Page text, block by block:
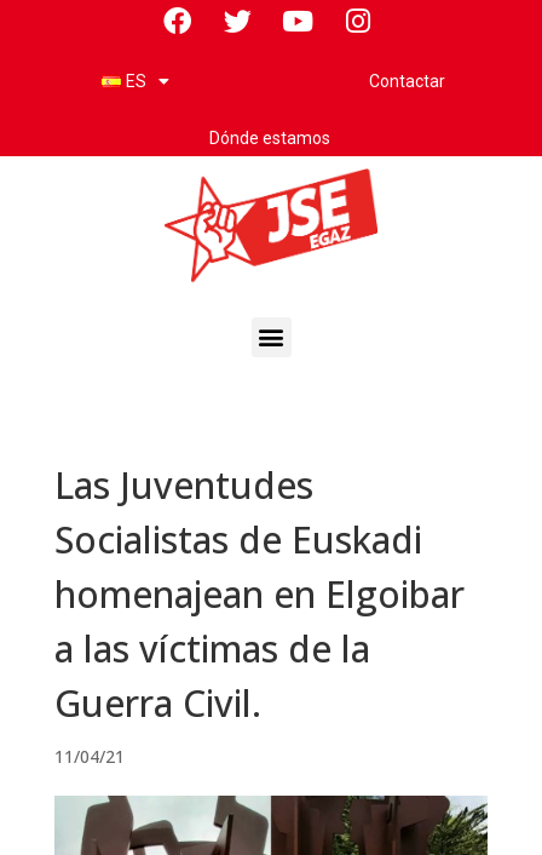
ES Contactar
Dónde estamos
Las Juventudes
Socialistas de Euskadi
homenajean en Elgoibar
a las víctimas de la
Guerra Civil.
11/04/21